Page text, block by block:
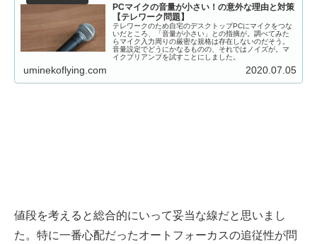
PCマイクの音量が小さい！の意外な理由と対策
【テレワーク問題】
テレワークのため自宅のデスクトップPCにマイクをつな
いだところ、「音量が小さい」との指摘が。調べてみた
らマイク入力周りの厳密な規格は存在しないのだそう。
音量設定でどうにかなるものの、それではノイズが。マ
イクプリアンプを試すことにしました。
uminekoflying.com 2020.07.05
値段を考えると総合的にいって妥当な線だと思いまし
た。特に一番心配だったオートフォーカスの追従性が問